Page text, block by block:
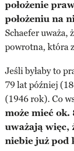
położenie
położeniu na
Schaefer uważa,
powrotna, która
Jeśli byłaby to
79 lat później
(1946 rok). Co
może mieć
uważają więc,
niebie już pod